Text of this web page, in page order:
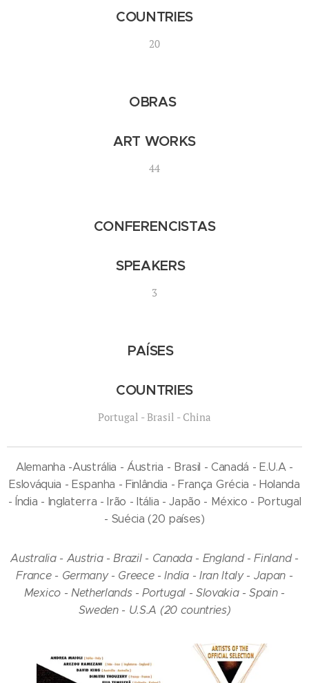
COUNTRIES
20
OBRAS
ART WORKS
44
CONFERENCISTAS
SPEAKERS
3
PAÍSES
COUNTRIES
Portugal - Brasil - China
Alemanha -Austrália - Áustria - Brasil - Canadá - E.U.A -
Eslováquia - Espanha - Finlândia - França Grécia - Holanda
- Índia - Inglaterra - Irão - Itália - Japão - México - Portugal
- Suécia (20 países)
Australia - Austria - Brazil - Canada - England - Finland -
France - Germany - Greece - India - Iran Italy - Japan -
Mexico - Netherlands - Portugal - Slovakia - Spain -
Sweden - U.S.A (20 countries)